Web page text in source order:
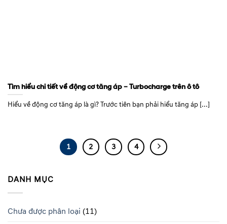
DANH MỤC
Chưa được phân loại (11)
Tìm hiểu chi tiết về động cơ tăng áp – Turbocharge trên ô tô
Hiểu về động cơ tăng áp là gì? Trước tiên bạn phải hiểu tăng áp [...]
1 2 3 4